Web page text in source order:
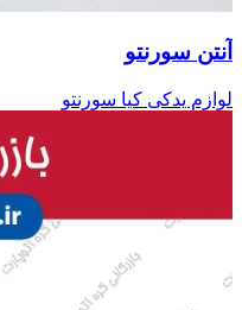
آنتن سورنتو
لوازم یدکی کیا سورنتو